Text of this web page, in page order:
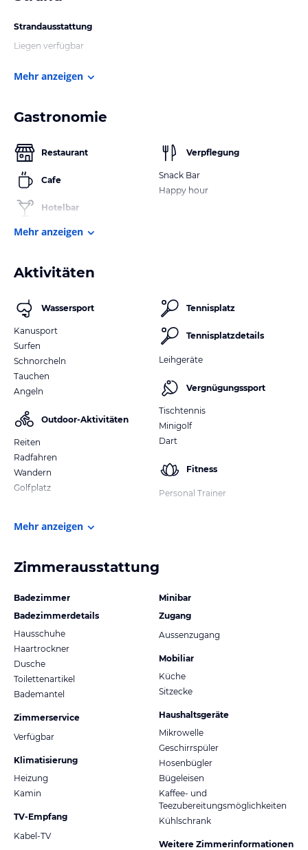
Strandausstattung
Liegen verfügbar
Mehr anzeigen
Gastronomie
Restaurant
Cafe
Hotelbar
Verpflegung
Snack Bar
Happy hour
Mehr anzeigen
Aktivitäten
Wassersport
Kanusport
Surfen
Schnorcheln
Tauchen
Angeln
Outdoor-Aktivitäten
Reiten
Radfahren
Wandern
Golfplatz
Tennisplatz
Tennisplatzdetails
Leihgeräte
Vergnügungssport
Tischtennis
Minigolf
Dart
Fitness
Personal Trainer
Mehr anzeigen
Zimmerausstattung
Badezimmer
Badezimmerdetails
Hausschuhe
Haartrockner
Dusche
Toilettenartikel
Bademantel
Zimmerservice
Verfügbar
Klimatisierung
Heizung
Kamin
TV-Empfang
Kabel-TV
Minibar
Zugang
Aussenzugang
Mobiliar
Küche
Sitzecke
Haushaltsgeräte
Mikrowelle
Geschirrspüler
Hosenbügler
Bügeleisen
Kaffee- und
Teezubereitungsmöglichkeiten
Kühlschrank
Weitere Zimmerinformationen